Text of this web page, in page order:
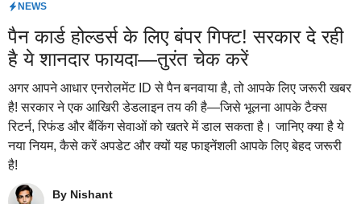
NEWS
पैन कार्ड होल्डर्स के लिए बंपर गिफ्ट! सरकार दे रही
है ये शानदार फायदा—तुरंत चेक करें
अगर आपने आधार एनरोलमेंट ID से पैन बनवाया है, तो आपके लिए जरूरी खबर
है! सरकार ने एक आखिरी डेडलाइन तय की है—जिसे भूलना आपके टैक्स
रिटर्न, रिफंड और बैंकिंग सेवाओं को खतरे में डाल सकता है। जानिए क्या है ये
नया नियम, कैसे करें अपडेट और क्यों यह फाइनेंशली आपके लिए बेहद जरूरी
है!
By Nishant